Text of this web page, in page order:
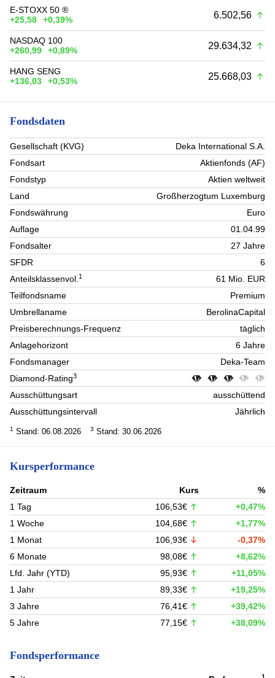
E-STOXX 50 ®
+25,58
+0,39% 6.502,56
NASDAQ 100
+260,99
+0,89% 29.634,32
HANG SENG
+136,03
+0,53% 25.668,03
Fondsdaten
Gesellschaft (KVG)
Deka International S.A.
Fondsart
Aktienfonds (AF)
Fondstyp
Aktien weltweit
Land
Großherzogtum Luxemburg
Fondswährung
Euro
Auflage
01.04.99
Fondsalter
27 Jahre
SFDR
6
Anteilsklassenvol.1
61 Mio. EUR
Teilfondsname
Premium
Umbrellaname
BerolinaCapital
Preisberechnungs-Frequenz
täglich
Anlagehorizont
6 Jahre
Fondsmanager
Deka-Team
Diamond-Rating3
Ausschüttungsart
ausschüttend
Ausschüttungsintervall
Jährlich
1 Stand: 06.08.2026 3 Stand: 30.06.2026
Kursperformance
Zeitraum Kurs
%
1 Tag
106,53€
+0,47%
1 Woche
104,68€
+1,77%
1 Monat
106,93€
-0,37%
6 Monate
98,08€
+8,62%
Lfd. Jahr (YTD)
95,93€
+11,05%
1 Jahr
89,33€
+19,25%
3 Jahre
76,41€
+39,42%
5 Jahre
77,15€ +38,09%
Fondsperformance
1